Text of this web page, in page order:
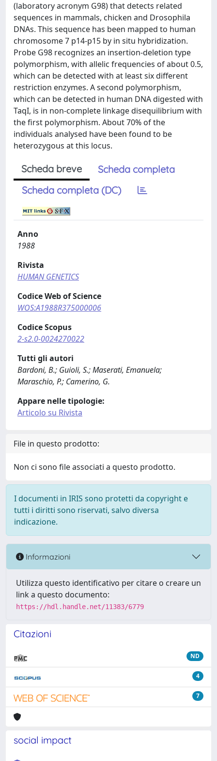
(laboratory acronym G98) that detects related
sequences in mammals, chicken and Drosophila
DNAs. This sequence has been mapped to human
chromosome 7 p14-p15 by in situ hybridization.
Probe G98 recognizes an insertion-deletion type
polymorphism, with allelic frequencies of about 0.5,
which can be detected with at least six different
restriction enzymes. A second polymorphism,
which can be detected in human DNA digested with
TaqI, is in non-complete linkage disequilibrium with
the first polymorphism. About 70% of the
individuals analysed have been found to be
heterozygous at this locus.
Scheda breve
Scheda completa
Scheda completa (DC)
Anno
1988
Rivista
HUMAN GENETICS
Codice Web of Science
WOS:A1988R375000006
Codice Scopus
2-s2.0-0024270022
Tutti gli autori
Bardoni, B.; Guioli, S.; Maserati, Emanuela;
Maraschio, P.; Camerino, G.
Appare nelle tipologie:
Articolo su Rivista
File in questo prodotto:
Non ci sono file associati a questo prodotto.
I documenti in IRIS sono protetti da copyright e
tutti i diritti sono riservati, salvo diversa
indicazione.
Informazioni
Utilizza questo identificativo per citare o creare un
link a questo documento:
https://hdl.handle.net/11383/6779
Citazioni
ND
4
7
social impact